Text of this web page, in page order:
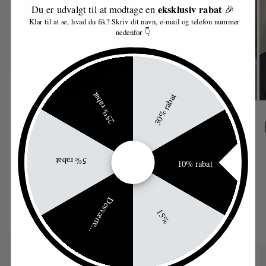
Du er udvalgt til at modtage en eksklusiv rabat🎉
Klar til at se, hvad du fik? Skriv dit navn, e-mail og telefon nummer
nedenfor 👇
30% rabat
10% rabat
15%
Desværre...
5% rabat
25% rabat